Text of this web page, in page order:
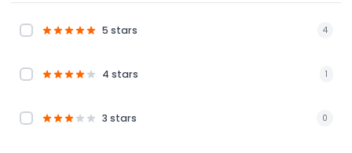
5 stars 4
4 stars 1
3 stars 0